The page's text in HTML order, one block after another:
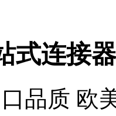
式连接
品质 欧